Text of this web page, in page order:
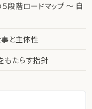
段階ロードマップ 〜 自
と主体性
もたらす指針